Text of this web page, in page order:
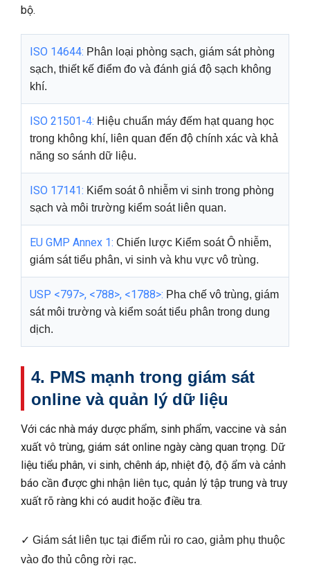
bộ.
ISO 14644: Phân loại phòng sạch, giám sát phòng
sạch, thiết kế điểm đo và đánh giá độ sạch không
khí.
ISO 21501-4: Hiệu chuẩn máy đếm hạt quang học
trong không khí, liên quan đến độ chính xác và khả
năng so sánh dữ liệu.
ISO 17141: Kiểm soát ô nhiễm vi sinh trong phòng
sạch và môi trường kiểm soát liên quan.
EU GMP Annex 1: Chiến lược Kiểm soát Ô nhiễm,
giám sát tiểu phân, vi sinh và khu vực vô trùng.
USP <797>, <788>, <1788>: Pha chế vô trùng, giám
sát môi trường và kiểm soát tiểu phân trong dung
dịch.
4. PMS mạnh trong giám sát
online và quản lý dữ liệu
Với các nhà máy dược phẩm, sinh phẩm, vaccine và sản
xuất vô trùng, giám sát online ngày càng quan trọng. Dữ
liệu tiểu phân, vi sinh, chênh áp, nhiệt độ, độ ẩm và cảnh
báo cần được ghi nhận liên tục, quản lý tập trung và truy
xuất rõ ràng khi có audit hoặc điều tra.
✓ Giám sát liên tục tại điểm rủi ro cao, giảm phụ thuộc
vào đo thủ công rời rạc.